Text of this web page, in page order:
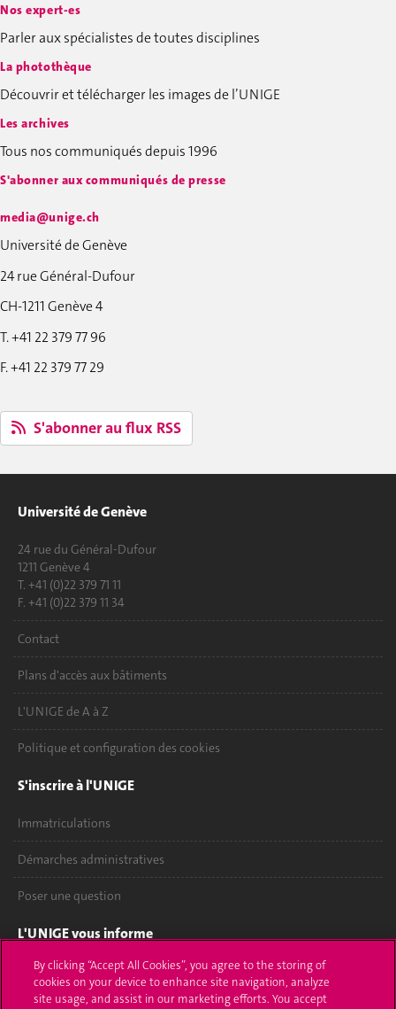
Nos expert-es
Parler aux spécialistes de toutes disciplines
La photothèque
Découvrir et télécharger les images de l’UNIGE
Les archives
Tous nos communiqués depuis 1996
S'abonner aux communiqués de presse
media@unige.ch
Université de Genève
24 rue Général-Dufour
CH-1211 Genève 4
T. +41 22 379 77 96
F. +41 22 379 77 29
S'abonner au flux RSS
Université de Genève
24 rue du Général-Dufour
1211 Genève 4
T. +41 (0)22 379 71 11
F. +41 (0)22 379 11 34
Contact
Plans d'accès aux bâtiments
L'UNIGE de A à Z
Politique et configuration des cookies
S'inscrire à l'UNIGE
Immatriculations
Démarches administratives
Poser une question
L'UNIGE vous informe
UNIGE Mobile
By clicking “Accept All Cookies”, you agree to the storing of
cookies on your device to enhance site navigation, analyze
site usage, and assist in our marketing efforts. You accept